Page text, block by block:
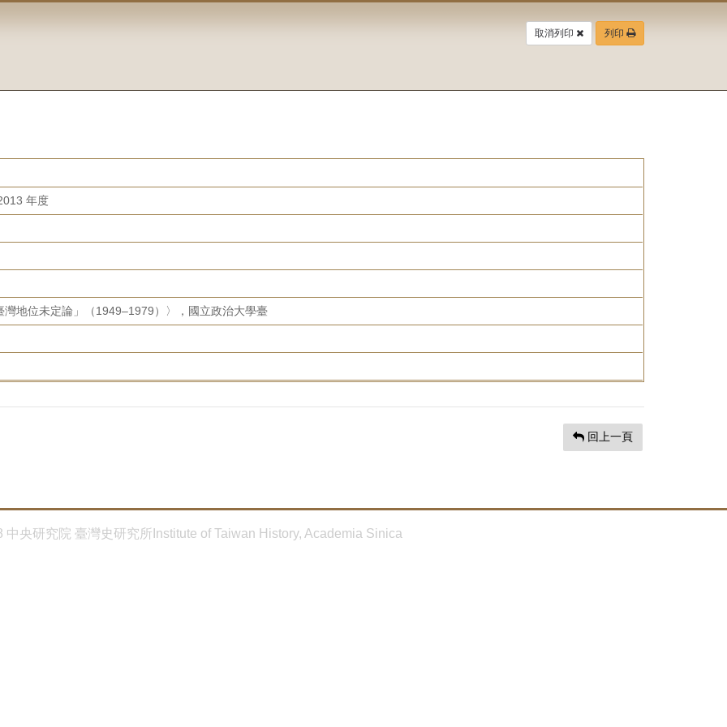
取消列印 列印
年度
灣地位未定論」（1949–1979）〉，國立政治大學臺
回上一頁
中央研究院 臺灣史研究所Institute of Taiwan History, Academia Sinica